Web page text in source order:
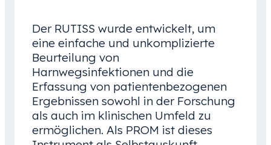
Der RUTISS wurde entwickelt, um
eine einfache und unkomplizierte
Beurteilung von
Harnwegsinfektionen und die
Erfassung von patientenbezogenen
Ergebnissen sowohl in der Forschung
als auch im klinischen Umfeld zu
ermöglichen. Als PROM ist dieses